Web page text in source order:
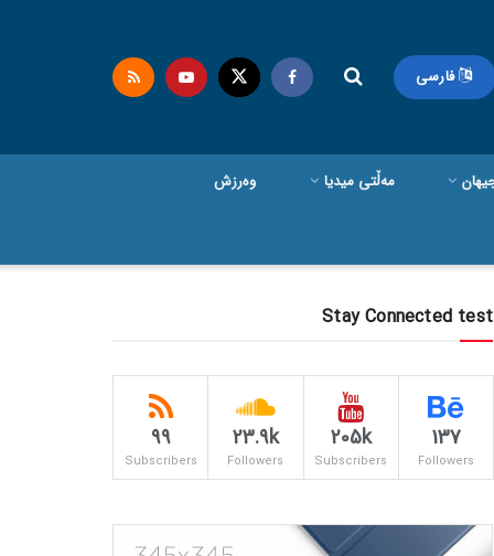
فارسی
مەڵتی میدیا وەرزش
Stay Connected test
137
Followers
205k
Subscribers
23.9k
Followers
99
Subscribers